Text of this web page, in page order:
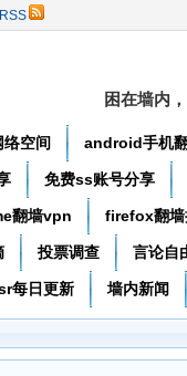
RSS
困在墙内
空间 android手机
免费ss账号分享
翻墙vpn firefox翻墙
投票调查 言论自
每日更新 墙内新闻